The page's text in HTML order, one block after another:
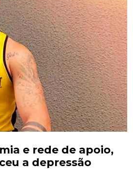
e rede de apoio,
a depressão